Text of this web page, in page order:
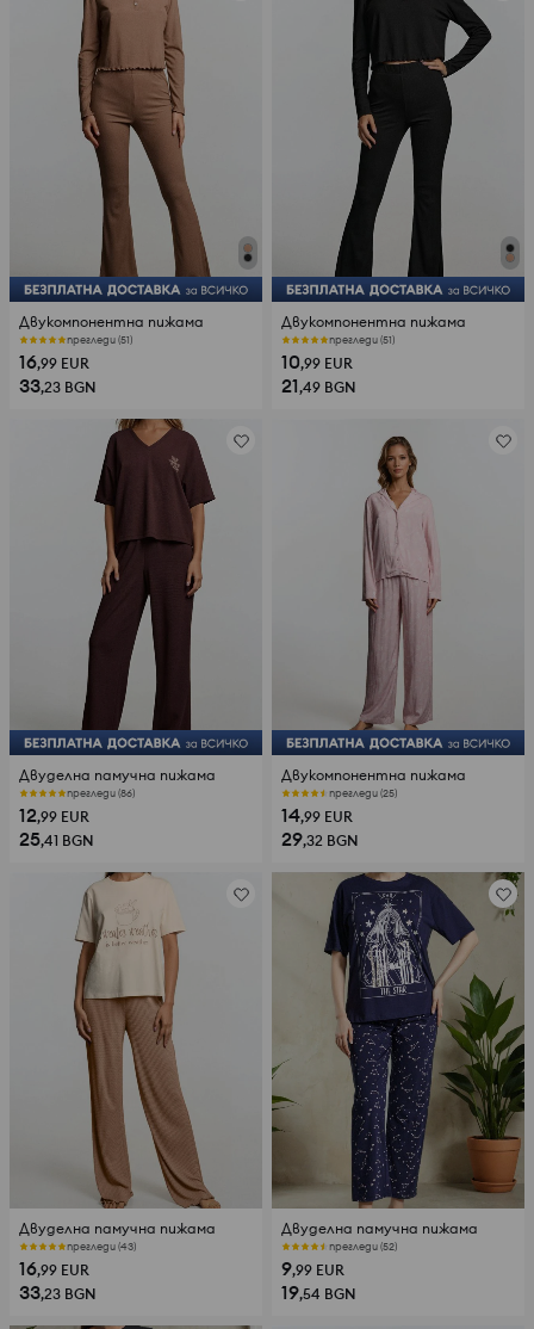
Двукомпонентна пижама
прегледи (51)
16,99 EUR
33,23 BGN
Двукомпонентна пижама
прегледи (51)
10,99 EUR
21,49 BGN
Двуделна памучна пижама
прегледи (86)
12,99 EUR
25,41 BGN
Двукомпонентна пижама
прегледи (25)
14,99 EUR
29,32 BGN
Двуделна памучна пижама
прегледи (43)
16,99 EUR
33,23 BGN
Двуделна памучна пижама
прегледи (52)
9,99 EUR
19,54 BGN